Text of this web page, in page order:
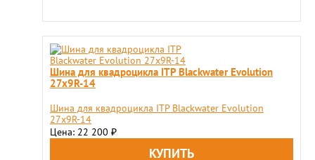
Шина для квадроцикла ITP Blackwater Evolution
27x9R-14
Шина для квадроцикла ITP Blackwater Evolution
27x9R-14
Цена: 22 200 ₽